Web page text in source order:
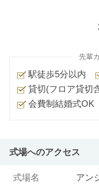
先輩
駅徒歩5分以内
貸切(フロア貸切
会費制結婚式OK
式場へのアクセス
式場名 アン